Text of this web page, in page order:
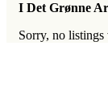
I Det Grønne
Sorry, no listings